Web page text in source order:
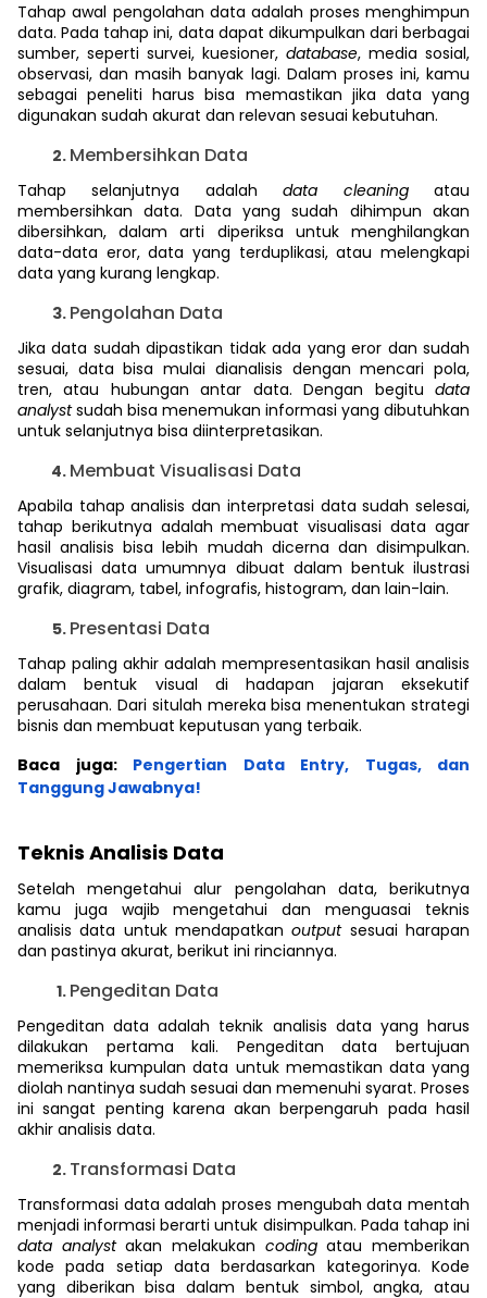
Tahap awal pengolahan data adalah proses menghimpun
data. Pada tahap ini, data dapat dikumpulkan dari berbagai
sumber, seperti survei, kuesioner, database, media sosial,
observasi, dan masih banyak lagi. Dalam proses ini, kamu
sebagai peneliti harus bisa memastikan jika data yang
digunakan sudah akurat dan relevan sesuai kebutuhan.
Membersihkan Data
Tahap selanjutnya adalahdata cleaningatau
membersihkan data. Data yang sudah dihimpun akan
dibersihkan, dalam arti diperiksa untuk menghilangkan
data-data eror, data yang terduplikasi, atau melengkapi
data yang kurang lengkap.
Pengolahan Data
Jika data sudah dipastikan tidak ada yang eror dan sudah
sesuai, data bisa mulai dianalisis dengan mencari pola,
tren, atau hubungan antar data. Dengan begitu data
analystsudah bisa menemukan informasi yang dibutuhkan
untuk selanjutnya bisa diinterpretasikan.
Membuat Visualisasi Data
Apabila tahap analisis dan interpretasi data sudah selesai,
tahap berikutnya adalah membuat visualisasi data agar
hasil analisis bisa lebih mudah dicerna dan disimpulkan.
Visualisasi data umumnya dibuat dalam bentuk ilustrasi
grafik, diagram, tabel, infografis, histogram, dan lain-lain.
Presentasi Data
Tahap paling akhir adalah mempresentasikan hasil analisis
dalam bentuk visual di hadapan jajaran eksekutif
perusahaan. Dari situlah mereka bisa menentukan strategi
bisnis dan membuat keputusan yang terbaik.
Baca juga: Pengertian Data Entry, Tugas, dan
Tanggung Jawabnya!
Teknis Analisis Data
Setelah mengetahui alur pengolahan data, berikutnya
kamu juga wajib mengetahui dan menguasai teknis
analisis data untuk mendapatkanoutput sesuai harapan
dan pastinya akurat, berikut ini rinciannya.
Pengeditan Data
Pengeditan data adalah teknik analisis data yang harus
dilakukan pertama kali. Pengeditan data bertujuan
memeriksa kumpulan data untuk memastikan data yang
diolah nantinya sudah sesuai dan memenuhi syarat. Proses
ini sangat penting karena akan berpengaruh pada hasil
akhir analisis data.
Transformasi Data
Transformasi data adalah proses mengubah data mentah
menjadi informasi berarti untuk disimpulkan. Pada tahap ini
data analystakan melakukan codingatau memberikan
kode pada setiap data berdasarkan kategorinya. Kode
yang diberikan bisa dalam bentuk simbol, angka, atau